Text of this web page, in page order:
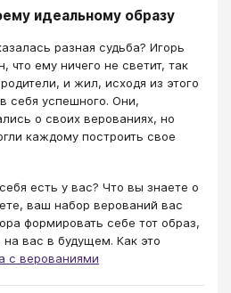
идеальному образу
разная судьба? Игорь
ему ничего не светит, так
и жил, исходя из этого
себя успешного. Они,
о своих верованиях, но
каждому построить свое
есть у вас? Что вы знаете о
ваш набор верований вас
формировать себе тот образ,
на вас в будущем. Как это
с верованиями